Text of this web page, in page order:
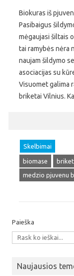
Biokuras iš
Pasibaigus
mėgaujasi šiltais
tai ramybės nėra
naujam šildymo
asociacijas su
Visuomet galima
briketai Vilnius.
Skelbimai
biomase
medzio pjuvenu
Paieška
Naujausios